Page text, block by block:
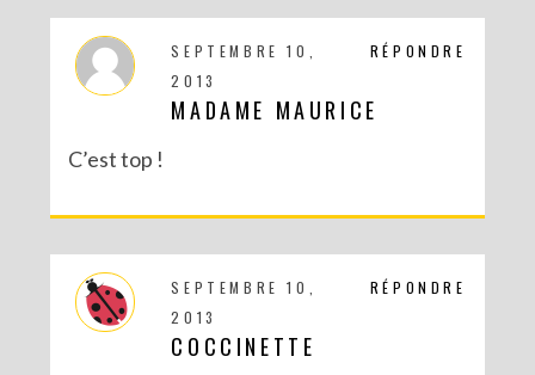
RÉPONDRE
SEPTEMBRE 10,
2013
MADAME MAURICE
C’est top !
RÉPONDRE
SEPTEMBRE 10,
2013
COCCINETTE